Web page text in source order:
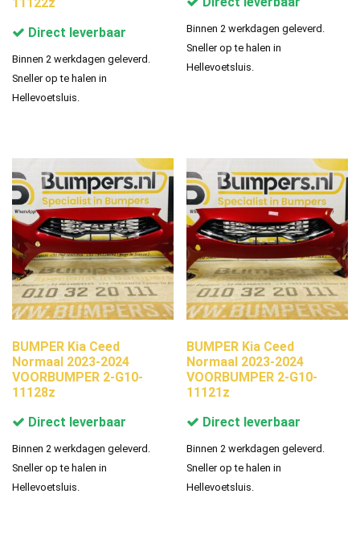
Direct leverbaar
Binnen 2 werkdagen geleverd.
Sneller op te halen in
Hellevoetsluis.
Binnen 2 werkdagen geleverd.
Sneller op te halen in
Hellevoetsluis.
BUMPER Kia Ceed
Normaal 2023-2024
VOORBUMPER 2-G10-
11128z
Direct leverbaar
Binnen 2 werkdagen geleverd.
Sneller op te halen in
Hellevoetsluis.
BUMPER Kia Ceed
Normaal 2023-2024
VOORBUMPER 2-G10-
11121z
Direct leverbaar
Binnen 2 werkdagen geleverd.
Sneller op te halen in
Hellevoetsluis.